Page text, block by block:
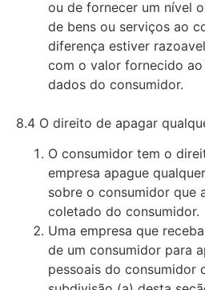
ou de fornecer um nível
de bens ou serviços ao
diferença estiver
com o valor fornecido
dados do consumidor.
8.4 O direito de apagar
O consumidor tem o
empresa apague
sobre o consumidor que
coletado do consumidor.
Uma empresa que
de um consumidor para
pessoais do consumidor